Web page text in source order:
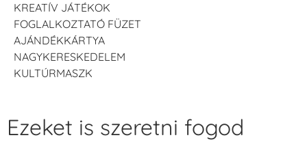
KREATÍV JÁTÉKOK
FOGLALKOZTATÓ FÜZET
AJÁNDÉKKÁRTYA
NAGYKERESKEDELEM
KULTÚRMASZK
Ezeket is szeretni fogod